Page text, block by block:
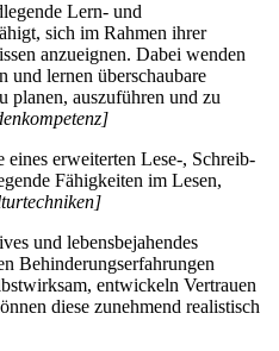
Lern- und
sich im Rahmen ihrer
anzueignen. Dabei wenden
und lernen überschaubare
planen, auszuführen und zu
erweiterten Lese-, Schreib-
Fähigkeiten im Lesen,
und lebensbejahendes
Behinderungserfahrungen
entwickeln Vertrauen
diese zunehmend realistisch